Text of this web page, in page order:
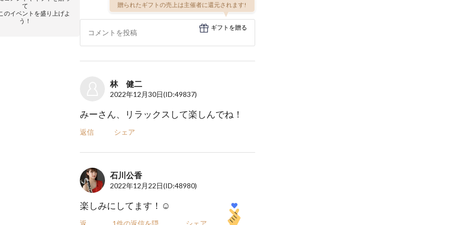
て
のイベントを盛り上げよ
う！
贈られたギフトの売上は主催者に還元されます!
ギフトを贈る
林 健二
2022年12月30日(ID:49837)
みーさん、リラックスして楽しんでね！
返信 シェア
石川公香
2022年12月22日(ID:48980)
楽しみにしてます！☺️
1件の返信を隠 シェア